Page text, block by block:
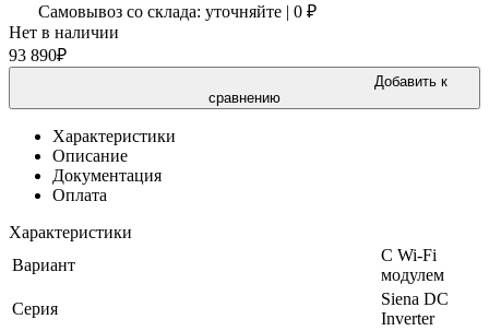
Самовывоз со склада: уточняйте | 0 ₽
Нет в наличии
93 890₽
Добавить к
сравнению
Характеристики
Описание
Документация
Оплата
Характеристики
Вариант
С Wi-Fi
модулем
Серия
Siena DC
Inverter